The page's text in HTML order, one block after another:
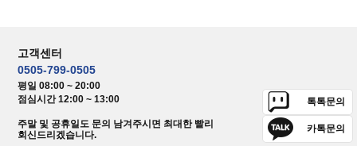
고객센터
0505-799-0505
평일 08:00 ~ 20:00
점심시간 12:00 ~ 13:00
주말 및 공휴일도 문의 남겨주시면 최대한 빨리
회신드리겠습니다.
톡톡문의
카톡문의